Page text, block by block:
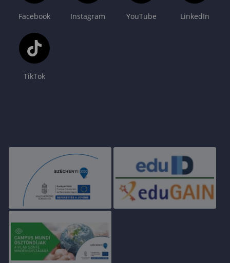
Facebook Instagram YouTube LinkedIn
TikTok